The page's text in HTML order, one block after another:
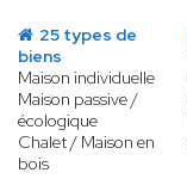
25 types de
biens
Maison individuelle
Maison passive /
écologique
Chalet / Maison en
bois